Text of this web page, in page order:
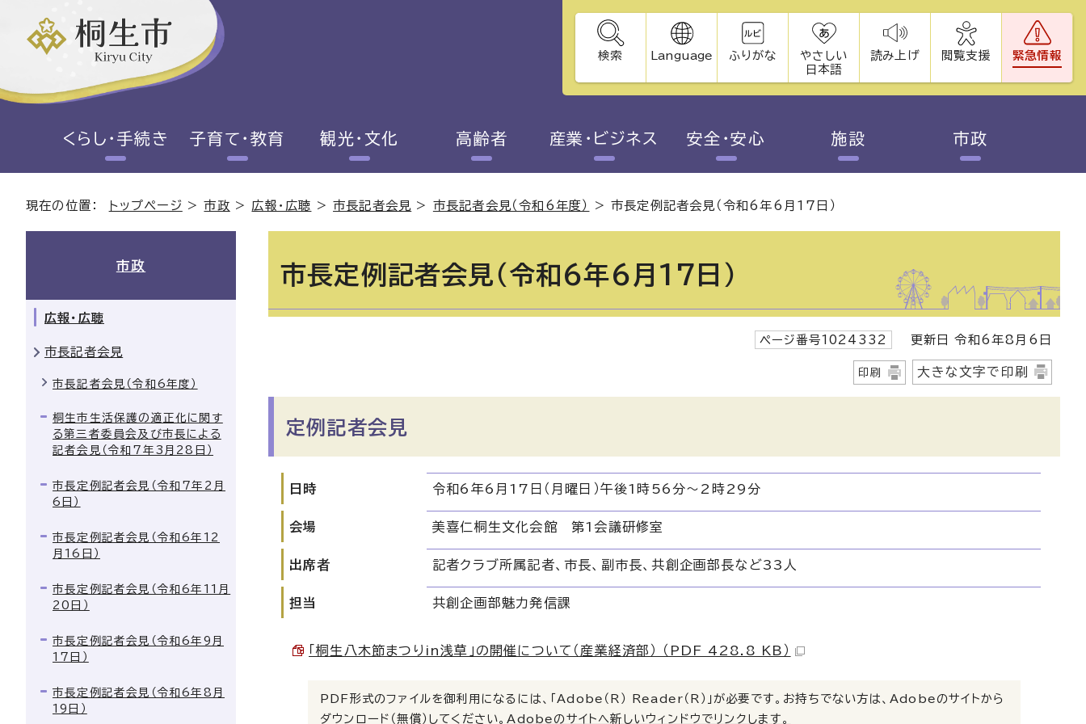
検索 Language ふりがな
やさしい
日本語
読み上げ 閲覧支援 緊急情報
くらし・手続き 子育て・教育 観光・文化 高齢者 産業・ビジネス 安全・安心 施設 市政
現在の位置： トップページ >市政 > 広報・広聴 >市長記者会見 > 市長記者会見（令和6年度） >市長定例記者会見（令和6年6月17日）
市長定例記者会見（令和6年6月17日）
ページ番号1024332 更新日 令和6年8月6日
印刷 大きな文字で印刷
定例記者会見
日時 令和6年6月17日（月曜日）午後1時56分～2時29分
会場 美喜仁桐生文化会館 第1会議研修室
出席者 記者クラブ所属記者、市長、副市長、共創企画部長など33人
担当 共創企画部魅力発信課
「桐生八木節まつりin浅草」の開催について（産業経済部） （PDF 428.8 KB）
PDF形式のファイルを御利用になるには、「Adobe（R） Reader（R）」が必要です。お持ちでない方は、Adobeのサイトから
ダウンロード（無償）してください。 Adobeのサイトへ新しいウィンドウでリンクします。
市政
広報・広聴
市長記者会見
市長記者会見（令和6年度）
桐生市生活保護の適正化に関す
る第三者委員会及び市長による
記者会見（令和7年3月28日）
市長定例記者会見（令和7年2月
6日）
市長定例記者会見（令和6年12
月16日）
市長定例記者会見（令和6年11月
20日）
市長定例記者会見（令和6年9月
17日）
市長定例記者会見（令和6年8月
19日）